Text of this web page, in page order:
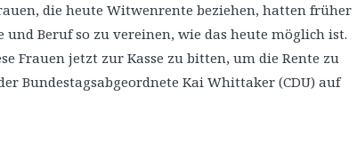
die heute Witwenrente beziehen, hatten früher
Beruf so zu vereinen, wie das heute möglich ist.
Frauen jetzt zur Kasse zu bitten, um die Rente zu
Bundestagsabgeordnete Kai Whittaker (CDU) auf